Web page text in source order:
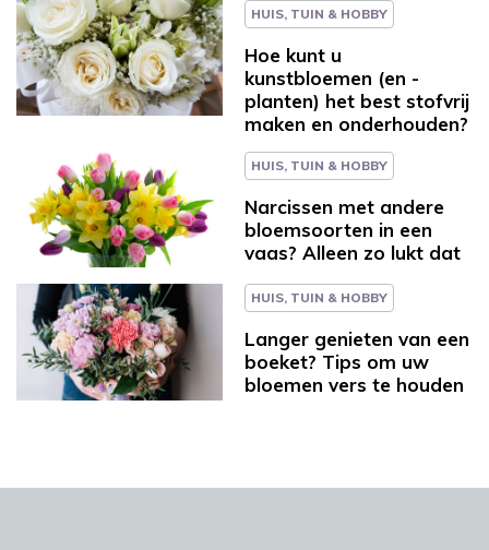
HUIS, TUIN & HOBBY
Hoe kunt u
kunstbloemen (en -
planten) het best stofvrij
maken en onderhouden?
HUIS, TUIN & HOBBY
Narcissen met andere
bloemsoorten in een
vaas? Alleen zo lukt dat
HUIS, TUIN & HOBBY
Langer genieten van een
boeket? Tips om uw
bloemen vers te houden